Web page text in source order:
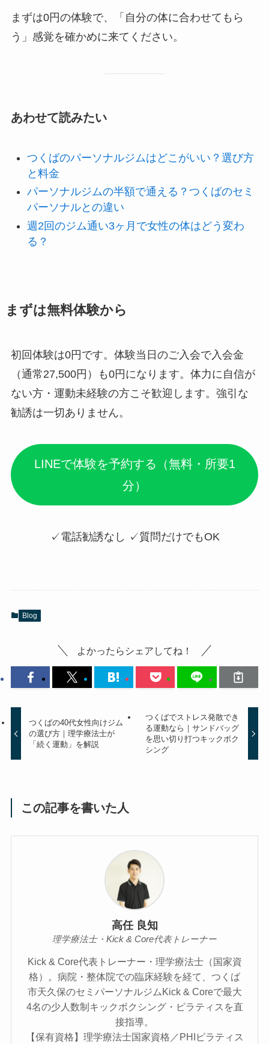
まずは0円の体験で、「自分の体に合わせてもら
う」感覚を確かめに来てください。
あわせて読みたい
つくばのパーソナルジムはどこがいい？選び方
と料金
パーソナルジムの半額で通える？つくばのセミ
パーソナルとの違い
週2回のジム通い3ヶ月で女性の体はどう変わ
る？
まずは無料体験から
初回体験は0円です。体験当日のご入会で入会金
（通常27,500円）も0円になります。体力に自信が
ない方・運動未経験の方こそ歓迎します。強引な
勧誘は一切ありません。
LINEで体験を予約する（無料・所要1
分）
✓電話勧誘なし ✓質問だけでもOK
Blog
よかったらシェアしてね！
つくばの40代女性向けジム
の選び方｜理学療法士が
「続く運動」を解説
つくばでストレス発散でき
る運動なら｜サンドバッグ
を思い切り打つキックボク
シング
この記事を書いた人
高任 良知
理学療法士・Kick & Core代表トレーナー
Kick & Core代表トレーナー・理学療法士（国家資
格）。病院・整体院での臨床経験を経て、つくば
市天久保のセミパーソナルジムKick & Coreで最大
4名の少人数制キックボクシング・ピラティスを直
接指導。
【保有資格】理学療法士国家資格／PHIピラティス